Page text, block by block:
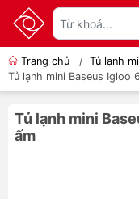
Trang chủ / Tủ lạnh
Tủ lạnh mini Baseus Igloo
Tủ lạnh mini
ấm